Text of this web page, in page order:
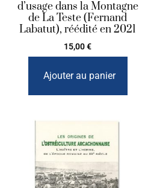
d’usage dans la Montagne
de La Teste (Fernand
Labatut), réédité en 2021
15,00€
Ajouter au panier